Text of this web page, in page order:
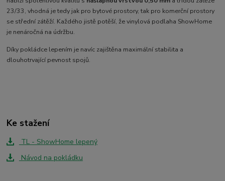
23/33, vhodná je tedy jak pro bytové prostory, tak pro komerční prostory
se střední zátěží. Každého jistě potěší, že vinylová podlaha ShowHome
je nenáročná na údržbu.
Díky pokládce lepením je navíc zajištěna maximální stabilita a
dlouhotrvající pevnost spojů.
Ke stažení
TL - ShowHome lepený
Návod na pokládku